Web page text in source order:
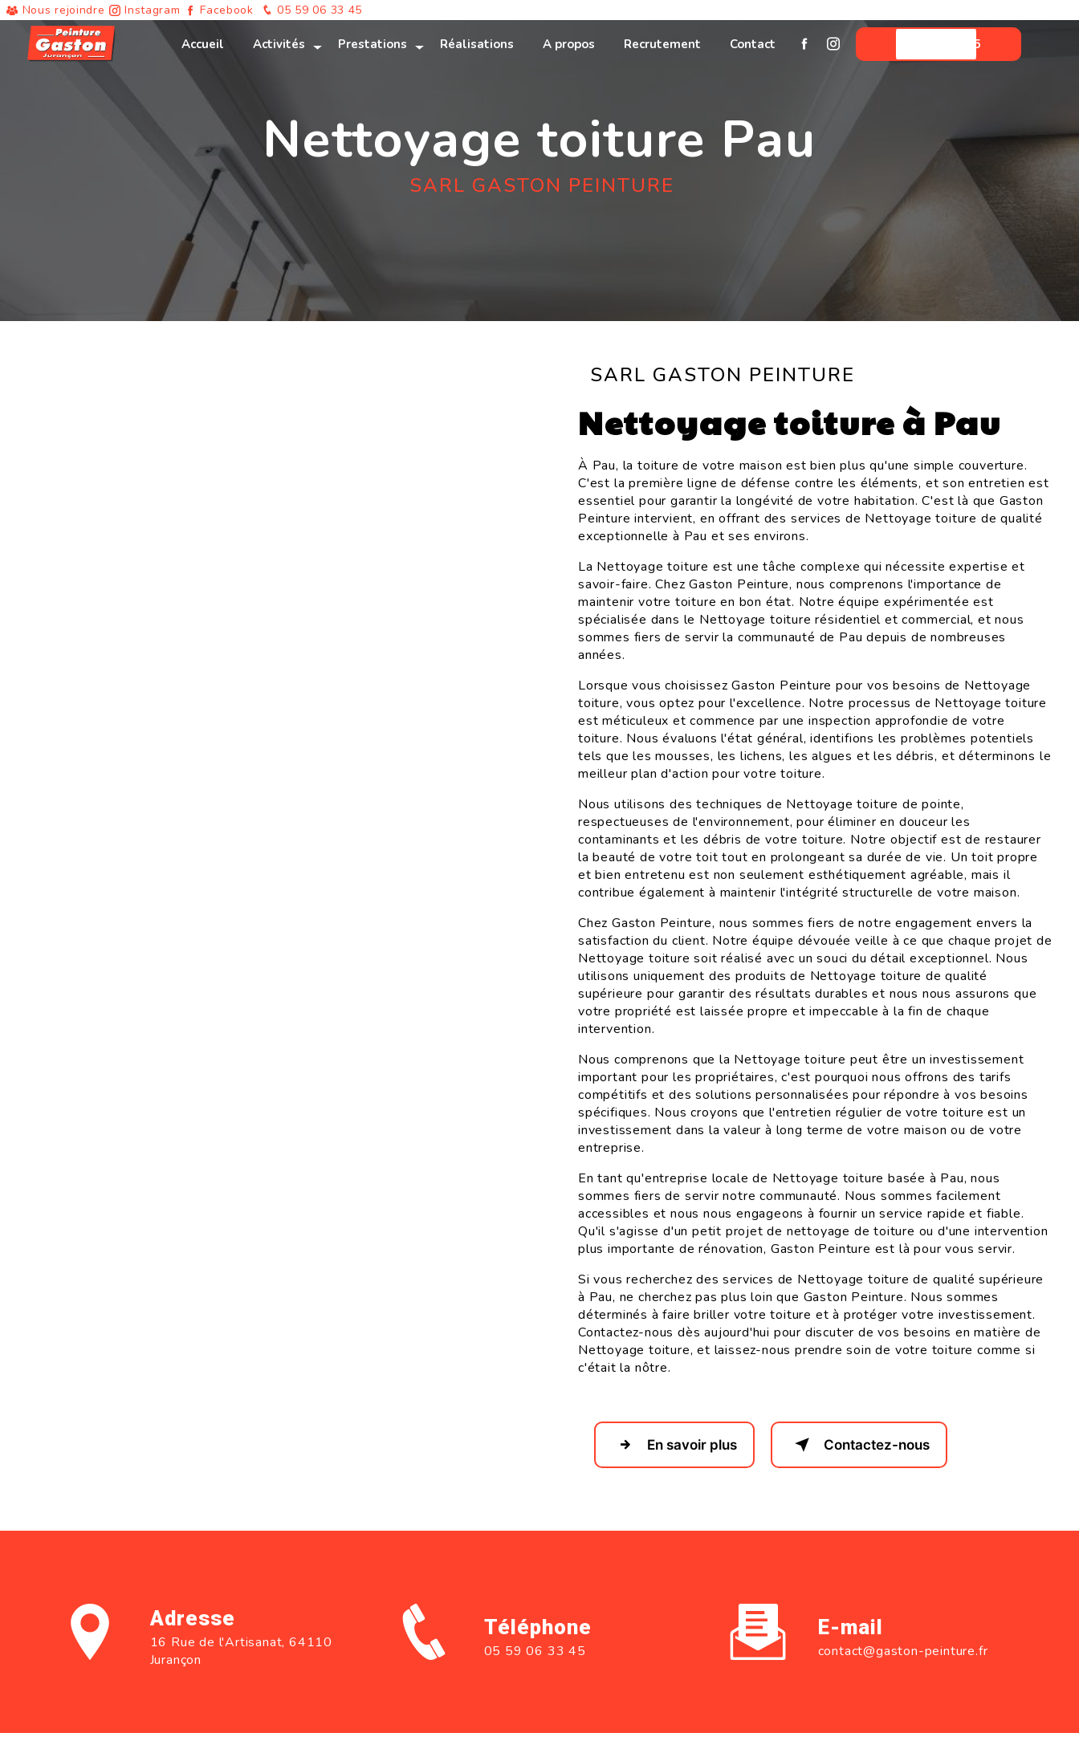
Nous rejoindre Instagram Facebook 05 59 06 33 45
Accueil Activités Prestations Réalisations A propos Recrutement Contact 05 59 06 33 45
Nettoyage toiture Pau
SARL GASTON PEINTURE
SARL GASTON PEINTURE
Nettoyage toiture à Pau
À Pau, la toiture de votre maison est bien plus qu'une simple couverture.
C'est la première ligne de défense contre les éléments, et son entretien est
essentiel pour garantir la longévité de votre habitation. C'est là que Gaston
Peinture intervient, en offrant des services de Nettoyage toiture de qualité
exceptionnelle à Pau et ses environs.
La Nettoyage toiture est une tâche complexe qui nécessite expertise et
savoir-faire. Chez Gaston Peinture, nous comprenons l'importance de
maintenir votre toiture en bon état. Notre équipe expérimentée est
spécialisée dans le Nettoyage toiture résidentiel et commercial, et nous
sommes fiers de servir la communauté de Pau depuis de nombreuses
années.
Lorsque vous choisissez Gaston Peinture pour vos besoins de Nettoyage
toiture, vous optez pour l'excellence. Notre processus de Nettoyage toiture
est méticuleux et commence par une inspection approfondie de votre
toiture. Nous évaluons l'état général, identifions les problèmes potentiels
tels que les mousses, les lichens, les algues et les débris, et déterminons le
meilleur plan d'action pour votre toiture.
Nous utilisons des techniques de Nettoyage toiture de pointe,
respectueuses de l'environnement, pour éliminer en douceur les
contaminants et les débris de votre toiture. Notre objectif est de restaurer
la beauté de votre toit tout en prolongeant sa durée de vie. Un toit propre
et bien entretenu est non seulement esthétiquement agréable, mais il
contribue également à maintenir l'intégrité structurelle de votre maison.
Chez Gaston Peinture, nous sommes fiers de notre engagement envers la
satisfaction du client. Notre équipe dévouée veille à ce que chaque projet de
Nettoyage toiture soit réalisé avec un souci du détail exceptionnel. Nous
utilisons uniquement des produits de Nettoyage toiture de qualité
supérieure pour garantir des résultats durables et nous nous assurons que
votre propriété est laissée propre et impeccable à la fin de chaque
intervention.
Nous comprenons que la Nettoyage toiture peut être un investissement
important pour les propriétaires, c'est pourquoi nous offrons des tarifs
compétitifs et des solutions personnalisées pour répondre à vos besoins
spécifiques. Nous croyons que l'entretien régulier de votre toiture est un
investissement dans la valeur à long terme de votre maison ou de votre
entreprise.
En tant qu'entreprise locale de Nettoyage toiture basée à Pau, nous
sommes fiers de servir notre communauté. Nous sommes facilement
accessibles et nous nous engageons à fournir un service rapide et fiable.
Qu'il s'agisse d'un petit projet de nettoyage de toiture ou d'une intervention
plus importante de rénovation, Gaston Peinture est là pour vous servir.
Si vous recherchez des services de Nettoyage toiture de qualité supérieure
à Pau, ne cherchez pas plus loin que Gaston Peinture. Nous sommes
déterminés à faire briller votre toiture et à protéger votre investissement.
Contactez-nous dès aujourd'hui pour discuter de vos besoins en matière de
Nettoyage toiture, et laissez-nous prendre soin de votre toiture comme si
c'était la nôtre.
En savoir plus Contactez-nous
Adresse
16 Rue de l'Artisanat, 64110
Jurançon
Téléphone
05 59 06 33 45
E-mail
contact@gaston-peinture.fr
Panneau de gestion des cookies